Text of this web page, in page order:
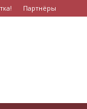
Партнёры